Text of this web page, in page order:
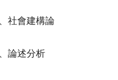
會建構論
論述分析